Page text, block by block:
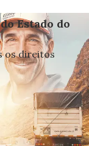
Estado do
os direitos